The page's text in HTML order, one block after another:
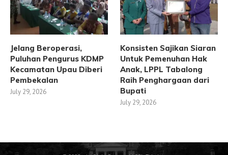
Jelang Beroperasi,
Puluhan Pengurus KDMP
Kecamatan Upau Diberi
Pembekalan
July 29, 2026
Konsisten Sajikan Siaran
Untuk Pemenuhan Hak
Anak, LPPL Tabalong
Raih Penghargaan dari
Bupati
July 29, 2026